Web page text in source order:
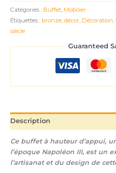
Catégories : Buffet, Mobilier
Étiquettes : bronze, décor, Décoration,
siècle
Guaranteed
Description
Ce buffet à hauteur d’appui,
l’époque Napoléon III, est un
l’artisanat et du design de